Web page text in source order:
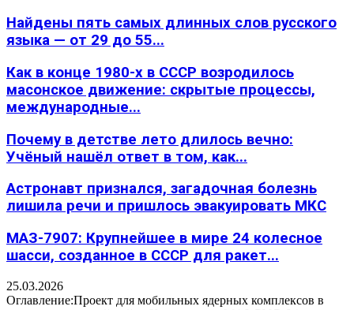
Найдены пять самых длинных слов русского
языка — от 29 до 55...
Как в конце 1980-х в СССР возродилось
масонское движение: скрытые процессы,
международные...
Почему в детстве лето длилось вечно:
Учёный нашёл ответ в том, как...
Астронавт признался, загадочная болезнь
лишила речи и пришлось эвакуировать МКС
МАЗ-7907: Крупнейшее в мире 24 колесное
шасси, созданное в СССР для ракет...
25.03.2026
Оглавление:Проект для мобильных ядерных комплексов в